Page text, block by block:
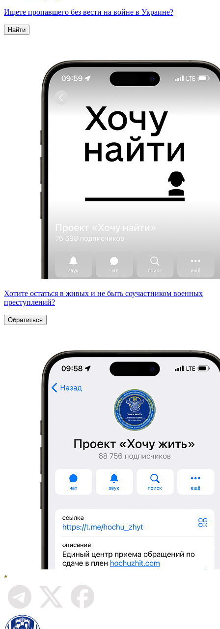
Ищете пропавшего без вести на войне в Украине?
Найти
Хотите остаться в живых и не быть соучастником военных
преступлений?
Обратиться